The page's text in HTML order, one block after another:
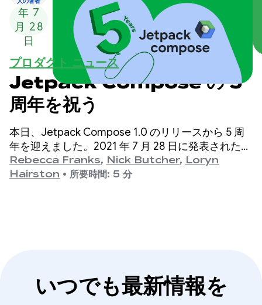
年 7
月 28
日
プロダクト ニュース
Jetpack Compose の 5
周年を祝う
本日、Jetpack Compose 1.0 のリリースから 5 周
年を迎えました。2021 年 7 月 28 日に発表されたバ
ージョン 1.0 から最新の 1.11 リリースまで、API は
長年にわたって大幅に進化してきました。この節目
Rebecca Franks, Nick Butcher, Loryn
Hairston • 所要時間: 5 分
いつでも最新情報を